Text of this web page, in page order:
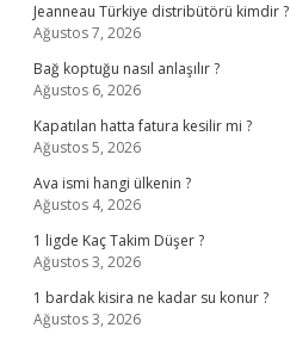
Jeanneau Türkiye distribütörü kimdir ?
Ağustos 7, 2026
Bağ koptuğu nasıl anlaşılır ?
Ağustos 6, 2026
Kapatılan hatta fatura kesilir mi ?
Ağustos 5, 2026
Ava ismi hangi ülkenin ?
Ağustos 4, 2026
1 ligde Kaç Takim Düşer ?
Ağustos 3, 2026
1 bardak kisira ne kadar su konur ?
Ağustos 3, 2026